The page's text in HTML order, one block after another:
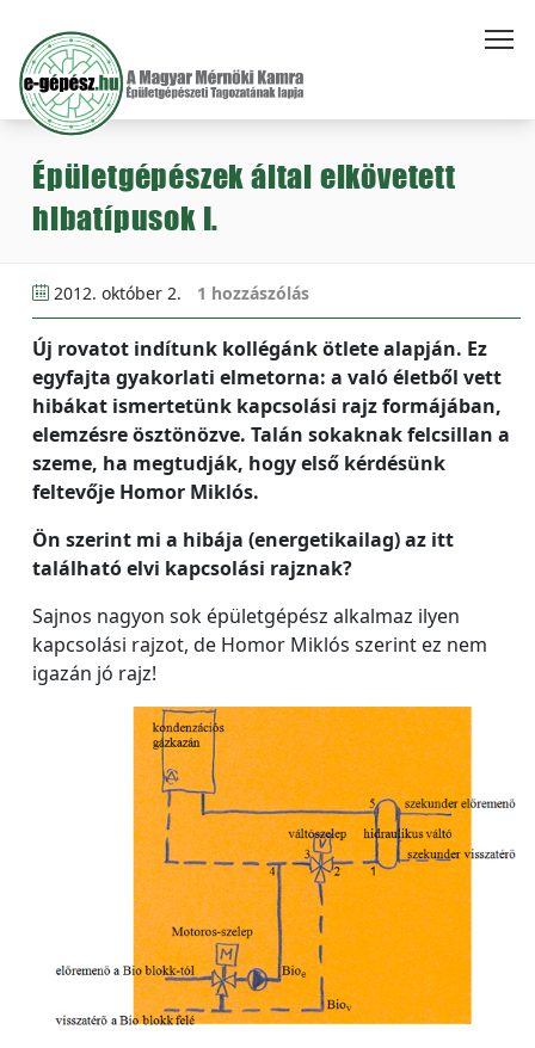
Épületgépészek által elkövetett
hibatípusok I.
2012. október 2. 1 hozzászólás
Új rovatot indítunk kollégánk ötlete alapján. Ez
egyfajta gyakorlati elmetorna: a való életből vett
hibákat ismertetünk kapcsolási rajz formájában,
elemzésre ösztönözve. Talán sokaknak felcsillan a
szeme, ha megtudják, hogy első kérdésünk
feltevője Homor Miklós.
Ön szerint mi a hibája (energetikailag) az itt
található elvi kapcsolási rajznak?
Sajnos nagyon sok épületgépész alkalmaz ilyen
kapcsolási rajzot, de Homor Miklós szerint ez nem
igazán jó rajz!